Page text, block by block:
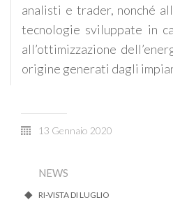
analisti e trader, nonché
tecnologie sviluppate in
all’ottimizzazione
origine generati dagli
13 Gennaio 2020
NEWS
RI-VISTA DI LUGLIO